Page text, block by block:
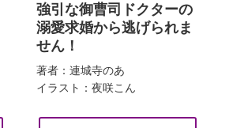
強引な御曹司ドクターの
溺愛求婚から逃げられま
せん！
著者：連城寺のあ
イラスト：夜咲こん